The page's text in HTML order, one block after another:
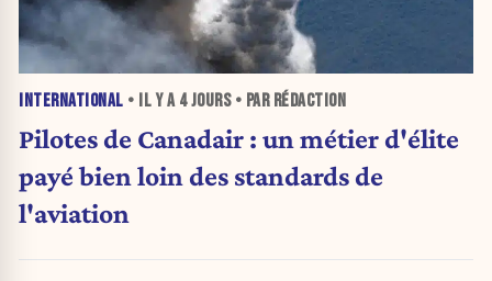
INTERNATIONAL • IL Y A 4 JOURS• PAR RÉDACTION
Pilotes de Canadair : un métier d'élite
payé bien loin des standards de
l'aviation